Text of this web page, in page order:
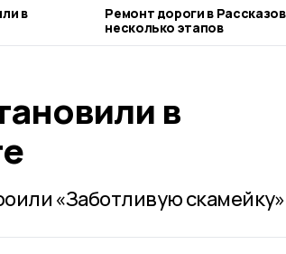
в
Ремонт дороги в
несколько этапов
в
«Заботливую